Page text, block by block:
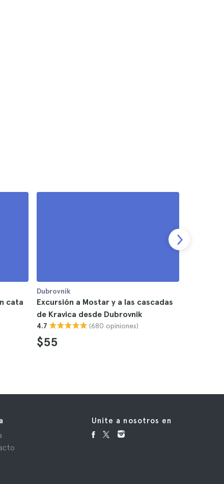
cata
Dubrovnik
Excursión a Mostar y a las cascadas
de Kravica desde Dubrovnik
4.7 (680 opiniones)
$55
Unite a nosotros en